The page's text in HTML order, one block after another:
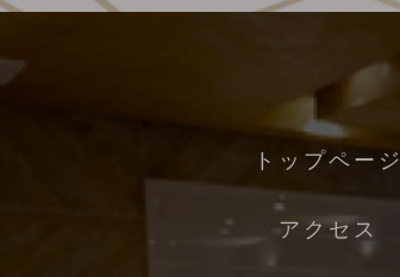
トップページ
アクセス